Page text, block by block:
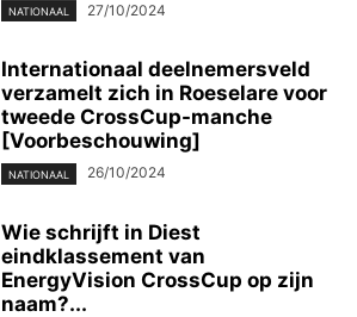
NATIONAAL 27/10/2024
Internationaal deelnemersveld
verzamelt zich in Roeselare voor
tweede CrossCup-manche
[Voorbeschouwing]
NATIONAAL 26/10/2024
Wie schrijft in Diest
eindklassement van
EnergyVision CrossCup op zijn
naam?...